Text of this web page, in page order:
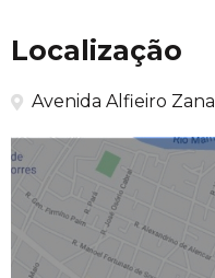
Localização
Avenida Alfieiro